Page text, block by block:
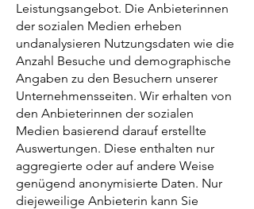
Leistungsangebot. Die Anbieterinnen
der sozialen Medien erheben
undanalysieren Nutzungsdaten wie die
Anzahl Besuche und demographische
Angaben zu den Besuchern unserer
Unternehmensseiten. Wir erhalten von
den Anbieterinnen der sozialen
Medien basierend darauf erstellte
Auswertungen. Diese enthalten nur
aggregierte oder auf andere Weise
genügend anonymisierte Daten. Nur
diejeweilige Anbieterin kann Sie